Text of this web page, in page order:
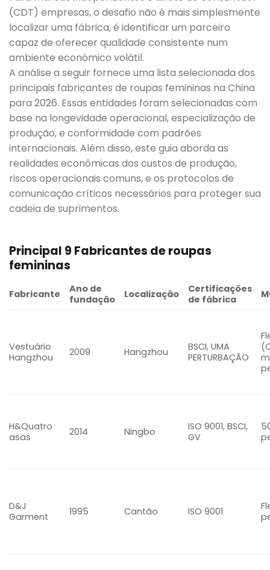
(CDT) empresas, o desafio não é mais simplesmente
localizar uma fábrica, é identificar um parceiro
capaz de oferecer qualidade consistente num
ambiente económico volátil.
A análise a seguir fornece uma lista selecionada dos
principais fabricantes de roupas femininas na China
para 2026. Essas entidades foram selecionadas com
base na longevidade operacional, especialização de
produção, e conformidade com padrões
internacionais. Além disso, este guia aborda as
realidades econômicas dos custos de produção,
riscos operacionais comuns, e os protocolos de
comunicação críticos necessários para proteger sua
cadeia de suprimentos.
Principal 9 Fabricantes de roupas
femininas
Fabricante
Ano de
fundação
Localização
Certificações
de fábrica
Vestuário
Hangzhou
2009 Hangzhou
BSCI, UMA
PERTURBAÇÃO
H&Quatro
asas
2014 Ningbo
ISO 9001, BSCI,
GV
D&J
Garment
1995 Cantão ISO 9001